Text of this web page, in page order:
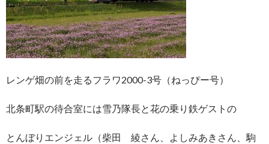
レンゲ畑の前を走るフラワ2000-3号（ねっぴー号）
北条町駅の待合室には雪乃隊長と花の乗り鉄ゲストの
とんぼりエンジェル（柴田 綾さん、よしみあきさん、駒